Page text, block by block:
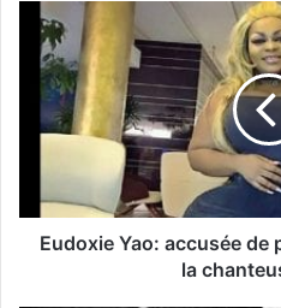
Eudoxie Yao: accusée
la